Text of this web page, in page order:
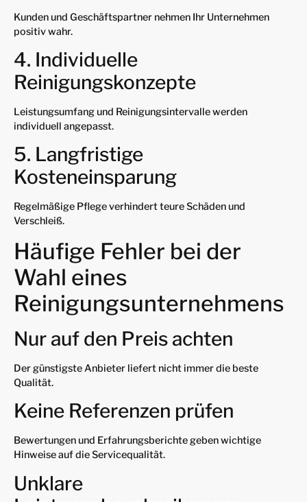
Kunden und Geschäftspartner nehmen Ihr Unternehmen
positiv wahr.
4. Individuelle
Reinigungskonzepte
Leistungsumfang und Reinigungsintervalle werden
individuell angepasst.
5. Langfristige
Kosteneinsparung
Regelmäßige Pflege verhindert teure Schäden und
Verschleiß.
Häufige Fehler bei der
Wahl eines
Reinigungsunternehmens
Nur auf den Preis achten
Der günstigste Anbieter liefert nicht immer die beste
Qualität.
Keine Referenzen prüfen
Bewertungen und Erfahrungsberichte geben wichtige
Hinweise auf die Servicequalität.
Unklare